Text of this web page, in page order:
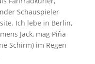
Schauspieler
Ich lebe in Berlin,
Jack, mag Piña
Schirm) im Regen